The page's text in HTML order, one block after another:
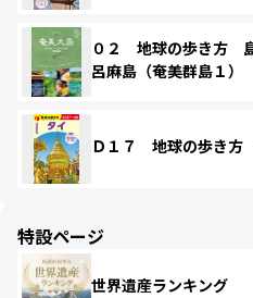
０２ 地球の歩き方
呂麻島（奄美群島１
Ｄ１７ 地球の歩き
特設ページ
世界遺産ランキング